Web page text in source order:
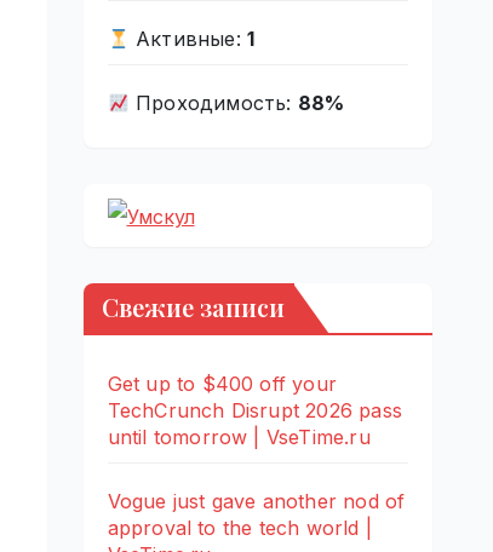
Активные: 1
Проходимость: 88%
Свежие записи
Get up to $400 off your
TechCrunch Disrupt 2026 pass
until tomorrow | VseTime.ru
Vogue just gave another nod of
approval to the tech world |